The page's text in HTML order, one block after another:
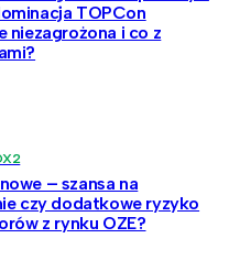
TOPCon
niezagrożona i co z
– szansa na
czy dodatkowe ryzyko
z rynku OZE?